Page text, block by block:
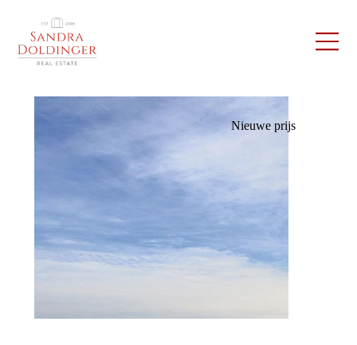
Nieuwe prijs